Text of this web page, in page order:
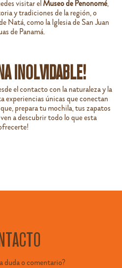
visitar elMuseo de Penonomé,
y tradiciones de la región, o
Natá, como la Iglesia de San Juan
de Panamá.
INOLVIDABLE!
el contacto con la naturaleza y la
experiencias únicas que conectan
prepara tu mochila, tus zapatos
a descubrir todo lo que esta
duda o comentario?